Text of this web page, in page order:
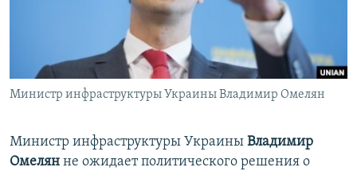
ПОБЕДИТЕЛЕЙ НЕ СУДЯТ?
КРЫМ.НЕПОКОРЕННЫЙ
ELIFBE
УКРАИНСКАЯ ПРОБЛЕМА КРЫМА
Министр инфраструктуры Украины Владимир Омелян
Министр инфраструктуры Украины Владимир
Омелян не ожидает политического решения о